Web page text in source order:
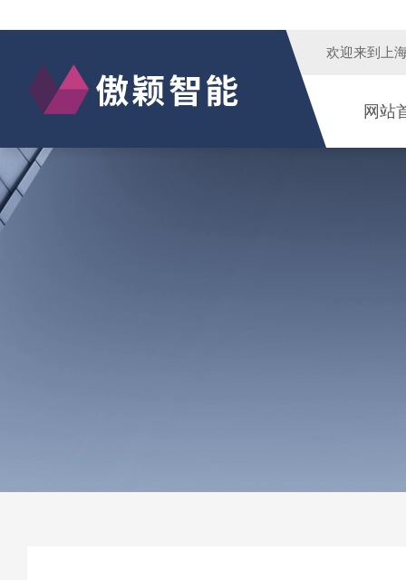
欢迎来到 上
网站